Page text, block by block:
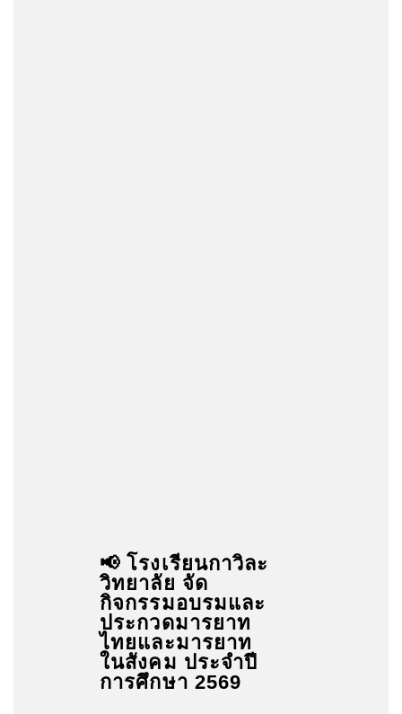
📢 โรงเรียนกาวิละ
วิทยาลัย จัด
กิจกรรมอบรมและ
ประกวดมารยาท
ไทยและมารยาท
ในสังคม ประจำปี
การศึกษา 2569